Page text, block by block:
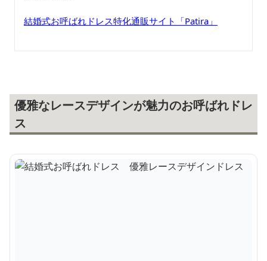
結婚式お呼ばれドレス特化通販サイト「Patira」
優雅なレースデザインが魅力のお呼ばれドレ
ス